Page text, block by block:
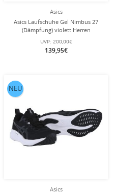
Asics
Asics Laufschuhe Gel Nimbus 27
(Dämpfung) violett Herren
UVP: 200,00€
139,95€
Asics
NEU